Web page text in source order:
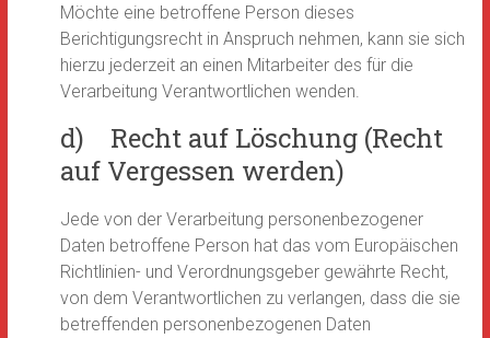
Möchte eine betroffene Person dieses
Berichtigungsrecht in Anspruch nehmen, kann sie sich
hierzu jederzeit an einen Mitarbeiter des für die
Verarbeitung Verantwortlichen wenden.
d) Recht auf Löschung (Recht
auf Vergessen werden)
Jede von der Verarbeitung personenbezogener
Daten betroffene Person hat das vom Europäischen
Richtlinien- und Verordnungsgeber gewährte Recht,
von dem Verantwortlichen zu verlangen, dass die sie
betreffenden personenbezogenen Daten